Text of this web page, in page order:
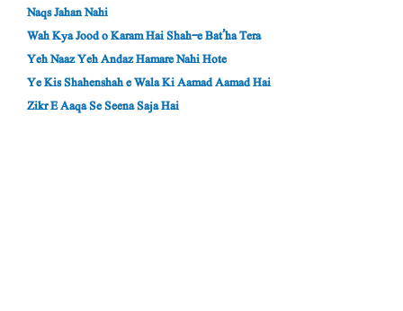
Naqs Jahan Nahi
Wah Kya Jood o Karam Hai Shah-e Bat’ha Tera
Yeh Naaz Yeh Andaz Hamare Nahi Hote
Ye Kis Shahenshah e Wala Ki Aamad Aamad Hai
Zikr E Aaqa Se Seena Saja Hai